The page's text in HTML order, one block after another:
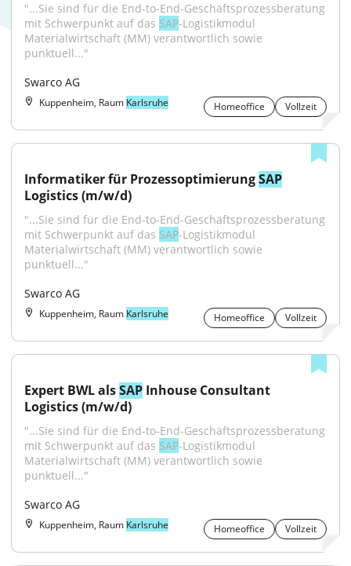
"...Sie sind für die End-to-End-Geschäftsprozessberatung
mit Schwerpunkt auf das SAP-Logistikmodul
Materialwirtschaft (MM) verantwortlich sowie
punktuell..."
Swarco AG
Kuppenheim, Raum Karlsruhe Homeoffice Vollzeit
Informatiker für Prozessoptimierung SAP
Logistics (m/w/d)
"...Sie sind für die End-to-End-Geschäftsprozessberatung
mit Schwerpunkt auf das SAP-Logistikmodul
Materialwirtschaft (MM) verantwortlich sowie
punktuell..."
Swarco AG
Kuppenheim, Raum Karlsruhe Homeoffice Vollzeit
Expert BWL als SAP Inhouse Consultant
Logistics (m/w/d)
"...Sie sind für die End-to-End-Geschäftsprozessberatung
mit Schwerpunkt auf das SAP-Logistikmodul
Materialwirtschaft (MM) verantwortlich sowie
punktuell..."
Swarco AG
Kuppenheim, Raum Karlsruhe Homeoffice Vollzeit